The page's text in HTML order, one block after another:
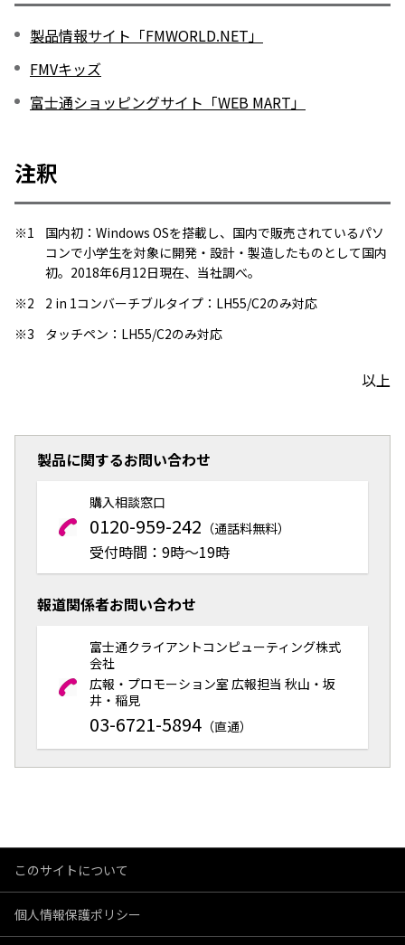
製品情報サイト「FMWORLD.NET」
FMVキッズ
富士通ショッピングサイト「WEB MART」
注釈
※1
国内初：Windows OSを搭載し、国内で販売されているパソ
コンで小学生を対象に開発・設計・製造したものとして国内
初。2018年6月12日現在、当社調べ。
※2
2 in 1コンバーチブルタイプ：LH55/C2のみ対応
※3
タッチペン：LH55/C2のみ対応
以上
製品に関するお問い合わせ
購入相談窓口
0120-959-242 （通話料無料）
受付時間：9時～19時
報道関係者お問い合わせ
富士通クライアントコンピューティング株式
会社
広報・プロモーション室 広報担当 秋山・坂
井・稲見
03-6721-5894 （直通）
このサイトについて
個人情報保護ポリシー